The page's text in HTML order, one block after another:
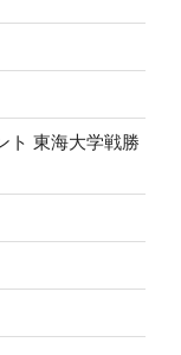
ト 東海大学戦勝